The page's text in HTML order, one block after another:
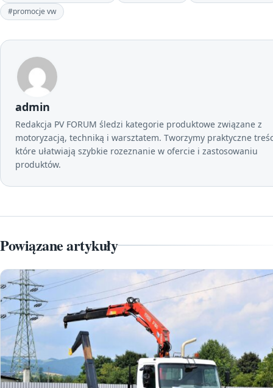
#promocje vw
admin
Redakcja PV FORUM śledzi kategorie produktowe związane z
motoryzacją, techniką i warsztatem. Tworzymy praktyczne
które ułatwiają szybkie rozeznanie w ofercie i zastosowaniu
produktów.
Powiązane artykuły